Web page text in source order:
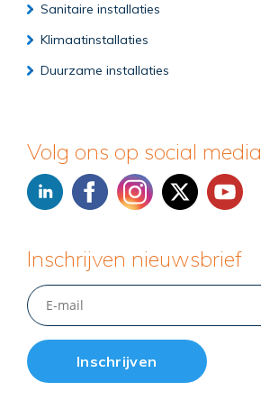
Sanitaire installaties
Klimaatinstallaties
Duurzame installaties
Volg ons op social media
Inschrijven nieuwsbrief